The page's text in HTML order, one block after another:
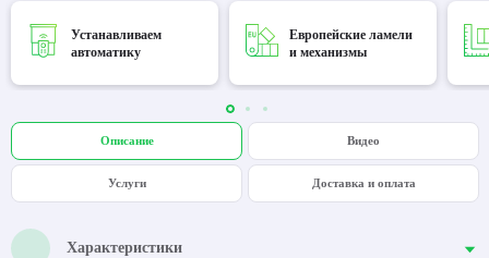
Устанавливаем
автоматику
Европейские ламели
и механизмы
Описание Видео
Услуги Доставка и оплата
Характеристики